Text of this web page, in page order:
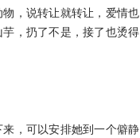
，说转让就转让，爱情也
，扔了不是，接了也烫得
，可以安排她到一个僻静